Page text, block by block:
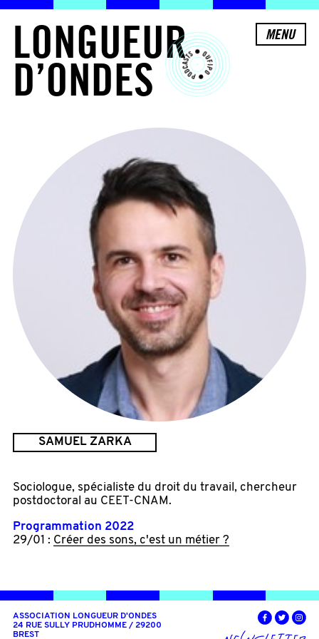
LONGUEUR
D’ONDES
MENU
SAMUEL ZARKA
Sociologue, spécialiste du droit du travail, chercheur
postdoctoral au CEET-CNAM.
Programmation 2022
29/01 : Créer des sons, c'est un métier ?
ASSOCIATION LONGUEUR D'ONDES
24 RUE SULLY PRUDHOMME / 29200
BREST